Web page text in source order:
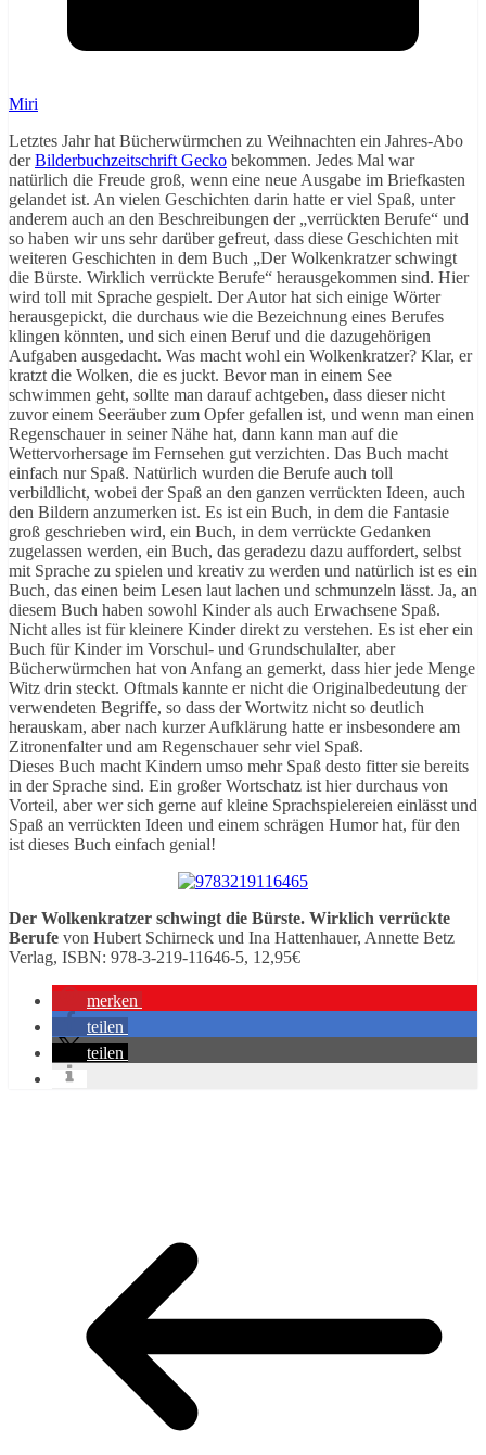
Miri
Letztes Jahr hat Bücherwürmchen zu Weihnachten ein Jahres-Abo
derBilderbuchzeitschrift Gecko bekommen. Jedes Mal war
natürlich die Freude groß, wenn eine neue Ausgabe im Briefkasten
gelandet ist. An vielen Geschichten darin hatte er viel Spaß, unter
anderem auch an den Beschreibungen der „verrückten Berufe“ und
so haben wir uns sehr darüber gefreut, dass diese Geschichten mit
weiteren Geschichten in dem Buch „Der Wolkenkratzer schwingt
die Bürste. Wirklich verrückte Berufe“ herausgekommen sind. Hier
wird toll mit Sprache gespielt. Der Autor hat sich einige Wörter
herausgepickt, die durchaus wie die Bezeichnung eines Berufes
klingen könnten, und sich einen Beruf und die dazugehörigen
Aufgaben ausgedacht. Was macht wohl ein Wolkenkratzer? Klar, er
kratzt die Wolken, die es juckt. Bevor man in einem See
schwimmen geht, sollte man darauf achtgeben, dass dieser nicht
zuvor einem Seeräuber zum Opfer gefallen ist, und wenn man einen
Regenschauer in seiner Nähe hat, dann kann man auf die
Wettervorhersage im Fernsehen gut verzichten. Das Buch macht
einfach nur Spaß. Natürlich wurden die Berufe auch toll
verbildlicht, wobei der Spaß an den ganzen verrückten Ideen, auch
den Bildern anzumerken ist. Es ist ein Buch, in dem die Fantasie
groß geschrieben wird, ein Buch, in dem verrückte Gedanken
zugelassen werden, ein Buch, das geradezu dazu auffordert, selbst
mit Sprache zu spielen und kreativ zu werden und natürlich ist es ein
Buch, das einen beim Lesen laut lachen und schmunzeln lässt. Ja, an
diesem Buch haben sowohl Kinder als auch Erwachsene Spaß.
Nicht alles ist für kleinere Kinder direkt zu verstehen. Es ist eher ein
Buch für Kinder im Vorschul- und Grundschulalter, aber
Bücherwürmchen hat von Anfang an gemerkt, dass hier jede Menge
Witz drin steckt. Oftmals kannte er nicht die Originalbedeutung der
verwendeten Begriffe, so dass der Wortwitz nicht so deutlich
herauskam, aber nach kurzer Aufklärung hatte er insbesondere am
Zitronenfalter und am Regenschauer sehr viel Spaß.
Dieses Buch macht Kindern umso mehr Spaß desto fitter sie bereits
in der Sprache sind. Ein großer Wortschatz ist hier durchaus von
Vorteil, aber wer sich gerne auf kleine Sprachspielereien einlässt und
Spaß an verrückten Ideen und einem schrägen Humor hat, für den
ist dieses Buch einfach genial!
Der Wolkenkratzer schwingt die Bürste. Wirklich verrückte
Berufe von Hubert Schirneck und Ina Hattenhauer, Annette Betz
Verlag, ISBN: 978-3-219-11646-5, 12,95€
merken
teilen
teilen